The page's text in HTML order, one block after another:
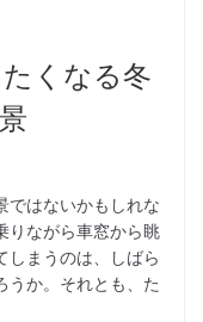
くなる冬
ではないかもしれな
りながら車窓から眺
しまうのは、しばら
うか。それとも、た